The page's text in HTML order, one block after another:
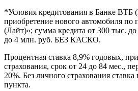
*Условия кредитования в Банке ВТБ
приобретение нового автомобиля
(Лайт)»; сумма кредита от 300 тыс.
до 4 млн. руб. БЕЗ КАСКО.
Процентная ставка 8,9% годовых,
страхования, срок от 24 до 84 мес.,
20%. Без личного страхования
пункта.